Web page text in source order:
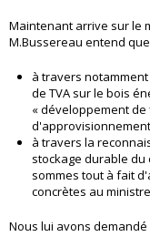
Maintenant arrive sur le
M.Bussereau entend
à travers
de TVA sur le bois
« développement
à travers la
stockage durable du
sommes tout à fait
concrètes au
Nous lui avons